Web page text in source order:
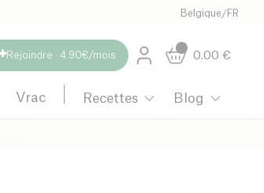
Belgique /FR
Rejoindre · 4.90€/mois 0.00 €
Vrac Recettes Blog